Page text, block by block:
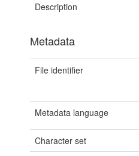
Description
Metadata
File identifier
Metadata language
Character set